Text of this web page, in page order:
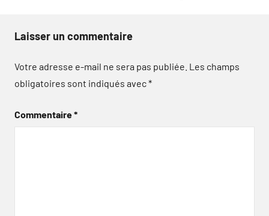
Laisser un commentaire
Votre adresse e-mail ne sera pas publiée. Les champs
obligatoires sont indiqués avec*
Commentaire*